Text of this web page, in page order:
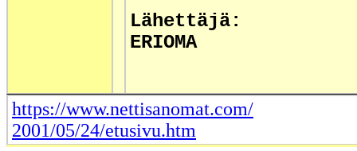
Lähettäjä:
ERIOMA
https://www.nettisanomat.com/
2001/05/24/etusivu.htm